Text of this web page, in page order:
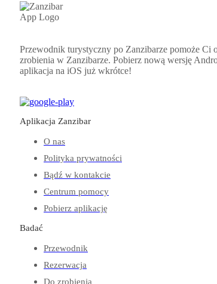
Przewodnik turystyczny po Zanzibarze pomoże Ci
zrobienia w Zanzibarze. Pobierz nową wersję
aplikacja na iOS już wkrótce!
Aplikacja Zanzibar
O nas
Polityka prywatności
Bądź w kontakcie
Centrum pomocy
Pobierz aplikację
Badać
Przewodnik
Rezerwacja
Do zrobienia